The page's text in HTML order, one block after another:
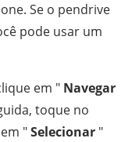
Se o pendrive
pode usar um
em " Navegar
toque no
"Selecionar "